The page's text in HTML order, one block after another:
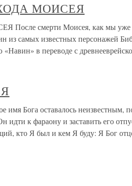
МОИСЕЯ
смерти Моисея, как мы уже
из самых известных персонажей
в переводе с
Бога оставалось неизвестным,
идти к фараону и заставить его
кто Я был и кем Я буду: Я Бог